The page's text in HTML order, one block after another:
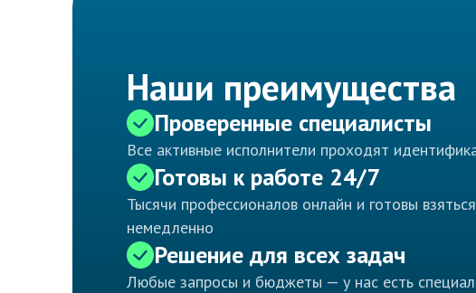
Наши преимущества
Проверенные специалисты
Все активные исполнители проходят
Готовы к работе 24/7
Тысячи профессионалов онлайн и готовы
немедленно
Решение для всех задач
Любые запросы и бюджеты — у нас есть